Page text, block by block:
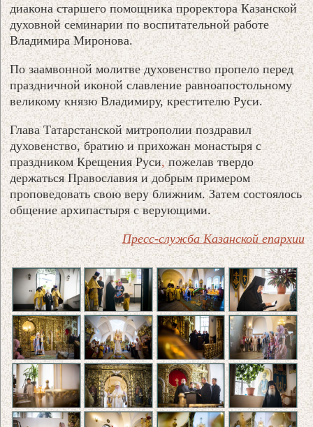
диакона старшего помощника проректора Казанской
духовной семинарии по воспитательной работе
Владимира Миронова.
По заамвонной молитве духовенство пропело перед
праздничной иконой славление равноапостольному
великому князю Владимиру, крестителю Руси.
Глава Татарстанской митрополии поздравил
духовенство, братию и прихожан монастыря с
праздником Крещения Руси,пожелав твердо
держаться Православия и добрым примером
проповедовать свою веру ближним. Затем состоялось
общение архипастыря с верующими.
Пресс-служба Казанской епархии